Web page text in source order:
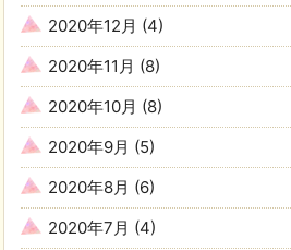
2020年12月 (4)
2020年11月 (8)
2020年10月 (8)
2020年9月 (5)
2020年8月 (6)
2020年7月 (4)